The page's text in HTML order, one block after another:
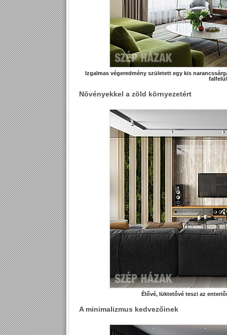
Izgalmas végeredmény született egy kis
Növényekkel a zöld környezetért
Élővé, lüktetővé teszi az
A minimalizmus kedvezőinek